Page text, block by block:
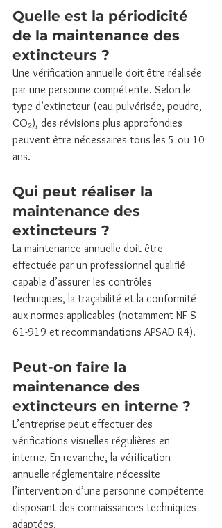
Quelle est la périodicité
de la maintenance des
extincteurs ?
Une vérification annuelle doit être réalisée
par une personne compétente. Selon le
type d’extincteur (eau pulvérisée, poudre,
CO₂), des révisions plus approfondies
peuvent être nécessaires tous les 5 ou 10
ans.
Qui peut réaliser la
maintenance des
extincteurs ?
La maintenance annuelle doit être
effectuée par un professionnel qualifié
capable d’assurer les contrôles
techniques, la traçabilité et la conformité
aux normes applicables (notamment NF S
61-919 et recommandations APSAD R4).
Peut-on faire la
maintenance des
extincteurs en interne ?
L’entreprise peut effectuer des
vérifications visuelles régulières en
interne. En revanche, la vérification
annuelle réglementaire nécessite
l’intervention d’une personne compétente
disposant des connaissances techniques
adaptées.